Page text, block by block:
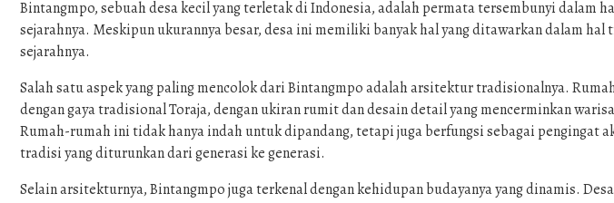
Bintangmpo, sebuah desa kecil yang terletak di Indonesia, adalah permata tersembunyi dalam
sejarahnya. Meskipun ukurannya besar, desa ini memiliki banyak hal yang ditawarkan dalam
sejarahnya.
Salah satu aspek yang paling mencolok dari Bintangmpo adalah arsitektur tradisionalnya.
dengan gaya tradisional Toraja, dengan ukiran rumit dan desain detail yang mencerminkan
Rumah-rumah ini tidak hanya indah untuk dipandang, tetapi juga berfungsi sebagai pengingat
tradisi yang diturunkan dari generasi ke generasi.
Selain arsitekturnya, Bintangmpo juga terkenal dengan kehidupan budayanya yang dinamis.